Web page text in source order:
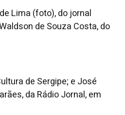
Lima (foto), do jornal
de Souza Costa, do
de Sergipe; e José
da Rádio Jornal, em